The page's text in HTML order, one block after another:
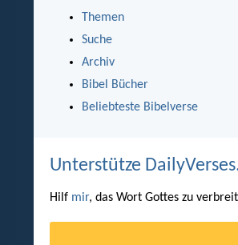
Themen
Suche
Archiv
Bibel Bücher
Beliebteste Bibelverse
Unterstütze
Hilf mir, das Wort Gottes zu